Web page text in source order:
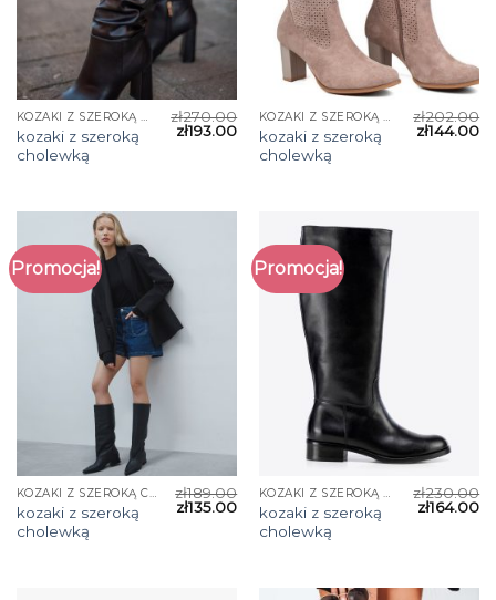
KOZAKI Z SZEROKĄ CHOLEWKĄ
kozaki z szeroką
cholewką
zł270.00
zł193.00
KOZAKI Z SZEROKĄ CHOLEWKĄ
kozaki z szeroką
cholewką
zł202.00
zł144.00
Promocja!
KOZAKI Z SZEROKĄ CHOLEWKĄ
kozaki z szeroką
cholewką
zł189.00
zł135.00
Promocja!
KOZAKI Z SZEROKĄ CHOLEWKĄ
kozaki z szeroką
cholewką
zł230.00
zł164.00